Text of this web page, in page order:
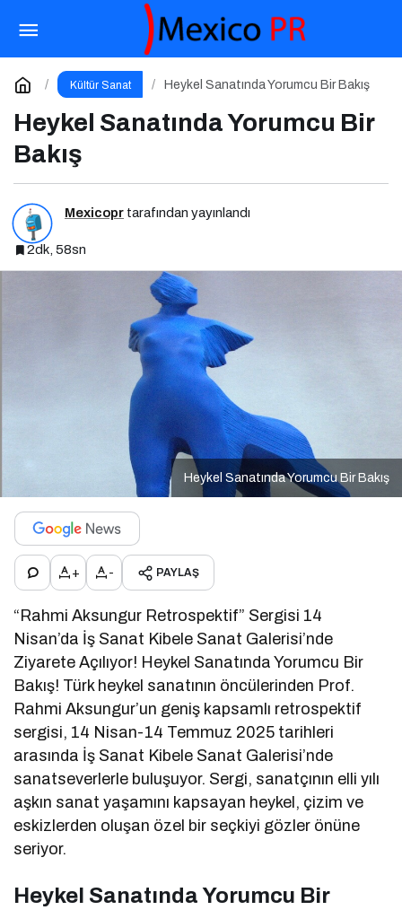
Kültür Sanat Heykel Sanatında Yorumcu Bir Bakış
Heykel Sanatında Yorumcu Bir
Bakış
Mexicopr tarafından yayınlandı
2dk, 58sn
Heykel Sanatında Yorumcu Bir Bakış
+ - PAYLAŞ
“Rahmi Aksungur Retrospektif” Sergisi 14
Nisan’da İş Sanat Kibele Sanat Galerisi’nde
Ziyarete Açılıyor! Heykel Sanatında Yorumcu Bir
Bakış! Türk heykel sanatının öncülerinden Prof.
Rahmi Aksungur’un geniş kapsamlı retrospektif
sergisi, 14 Nisan-14 Temmuz 2025 tarihleri
arasında İş Sanat Kibele Sanat Galerisi’nde
sanatseverlerle buluşuyor. Sergi, sanatçının elli yılı
aşkın sanat yaşamını kapsayan heykel, çizim ve
eskizlerden oluşan özel bir seçkiyi gözler önüne
seriyor.
Heykel Sanatında Yorumcu Bir
Broadway Rüzgarı Tiyatrodan Caza Dopdolu
Bir Program
Yorum Yap